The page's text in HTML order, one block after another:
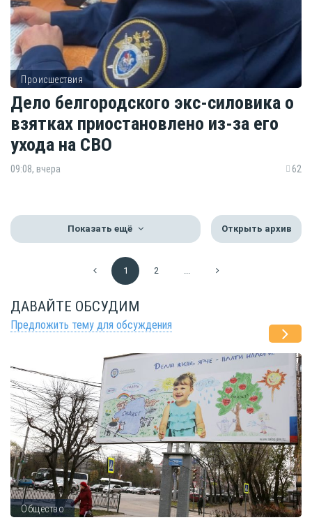
Происшествия
Дело белгородского экс-силовика о
взятках приостановлено из-за его
ухода на СВО
09:08, вчера 62
Показать ещё Открыть архив
1 2
ДАВАЙТЕ ОБСУДИМ
Предложить тему для обсуждения
Общество